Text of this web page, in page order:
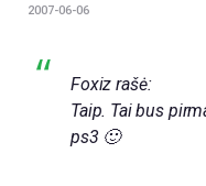
2007-06-06
Foxiz rašė:
Taip. Tai bus
ps3 🙂